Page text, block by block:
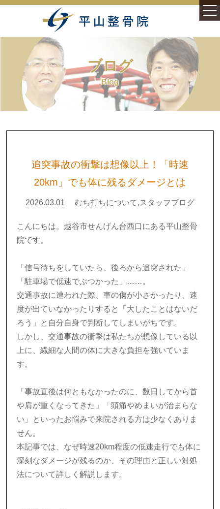
施術案内
平山整骨院について
交通事故にあったら
整骨院と整形外科の違い
交通事故後のリハビリ
Q&A
アクセス
ブログ
Blog
追突事故の衝撃は想像以上！「時速
20km」でも体に残るダメージとは
2026.03.01 むち打ちについて,スタッフブログ
こんにちは。越谷市せんげん台西口にある平山整骨
院です。
「信号待ちをしていたら、後ろから追突された」
「駐車場で低速でぶつかった」……。
交通事故に遭われた際、車の傷が小さかったり、速
度が出ていなかったりすると「大したことはないだ
ろう」と自分自身で判断してしまいがちです。
しかし、交通事故の衝撃は私たちが想像している以
上に、繊細な人間の体に大きな負担を強いていま
す。
「事故直後は何ともなかったのに、数日してから首
や肩が重くなってきた」「頭痛やめまいが治まらな
い」といったお悩みで来院される方は少なくありま
せん。
本記事では、なぜ時速20km程度の低速走行でも体に
深刻なダメージが残るのか、その理由と正しい対処
法について詳しく解説します。